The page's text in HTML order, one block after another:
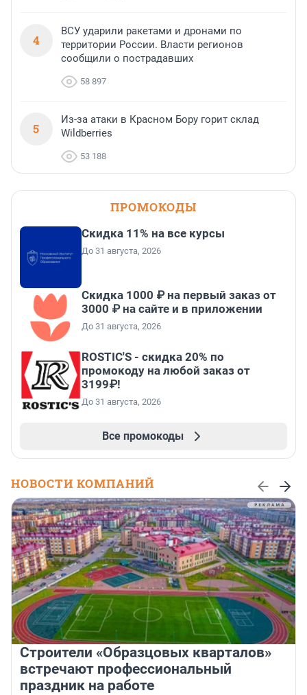
4
ВСУ ударили ракетами и дронами по
территории России. Власти регионов
сообщили о пострадавших
58 897
5
Из-за атаки в Красном Бору горит склад
Wildberries
53 188
ПРОМОКОДЫ
Скидка 11% на все курсы
До 31 августа, 2026
Скидка 1000 ₽ на первый заказ от
3000 ₽ на сайте и в приложении
До 31 августа, 2026
ROSTIC'S - скидка 20% по
промокоду на любой заказ от
3199₽!
До 31 августа, 2026
Все промокоды
НОВОСТИ КОМПАНИЙ
Строители «Образцовых кварталов»
встречают профессиональный
праздник на работе